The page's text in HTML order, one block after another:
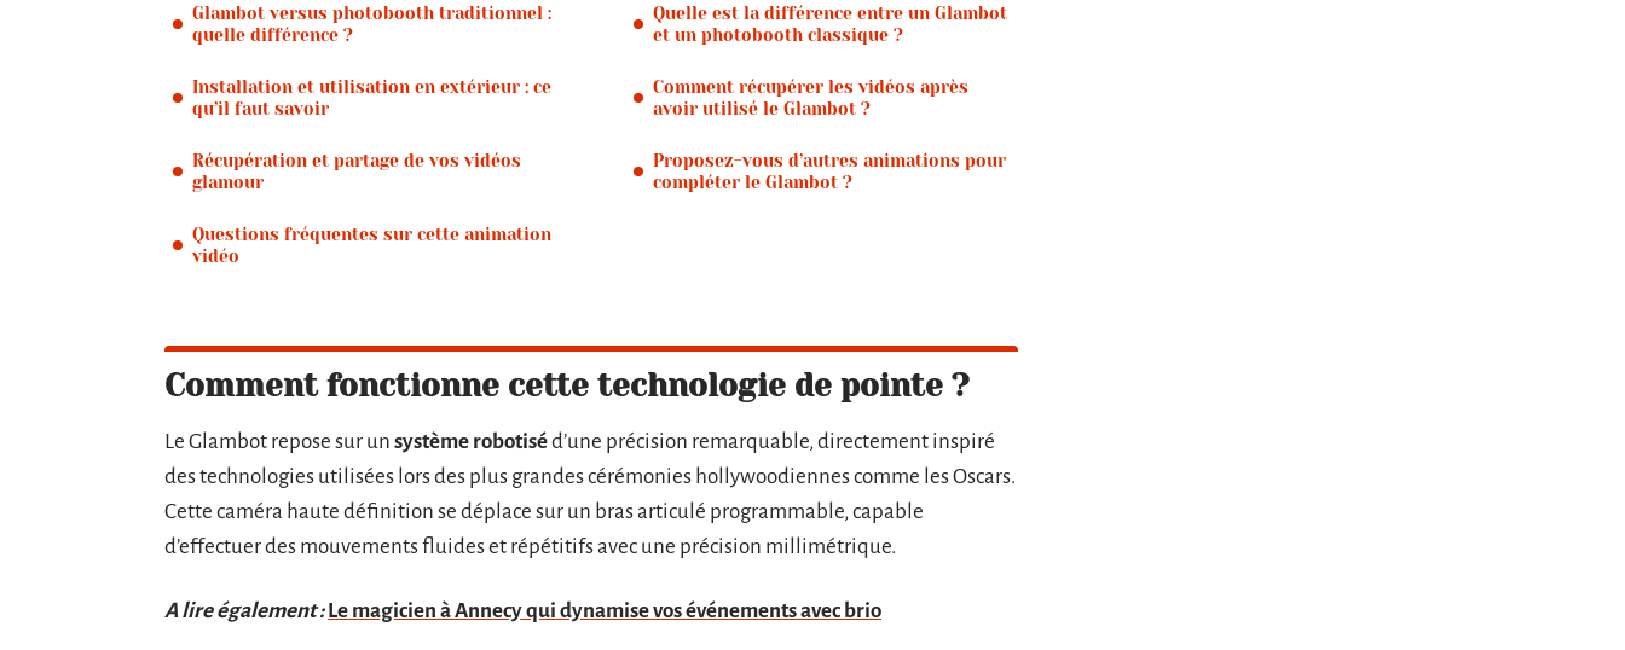
Glambot versus photobooth traditionnel :
quelle différence ?
Installation et utilisation en extérieur : ce
qu’il faut savoir
Récupération et partage de vos vidéos
glamour
Questions fréquentes sur cette animation
vidéo
Quelle est la différence entre un Glambot
et un photobooth classique ?
Comment récupérer les vidéos après
avoir utilisé le Glambot ?
Proposez-vous d’autres animations pour
compléter le Glambot ?
Comment fonctionne cette technologie de pointe ?
Le Glambot repose sur un système robotiséd’une précision remarquable, directement inspiré
des technologies utilisées lors des plus grandes cérémonies hollywoodiennes comme les Oscars.
Cette caméra haute définition se déplace sur un bras articulé programmable, capable
d’effectuer des mouvements fluides et répétitifs avec une précision millimétrique.
A lire également : Le magicien à Annecy qui dynamise vos événements avec brio